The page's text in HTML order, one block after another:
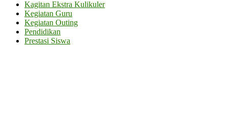
Kagitan Ekstra Kulikuler
Kegiatan Guru
Kegiatan Outing
Pendidikan
Prestasi Siswa